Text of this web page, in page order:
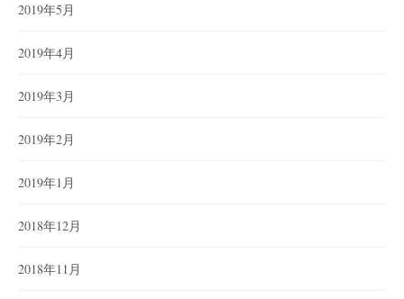
2019年5月
2019年4月
2019年3月
2019年2月
2019年1月
2018年12月
2018年11月